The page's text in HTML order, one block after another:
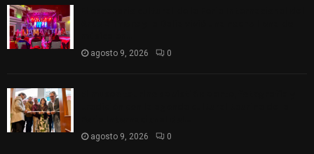
agosto 9, 2026 0
agosto 9, 2026 0